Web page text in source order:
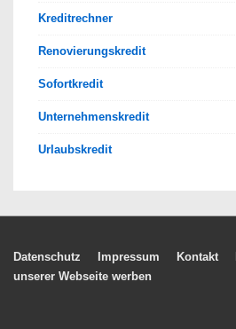
Kreditrechner
Renovierungskredit
Sofortkredit
Unternehmenskredit
Urlaubskredit
Footer-
Datenschutz Impressum Kontakt
unserer Webseite werben